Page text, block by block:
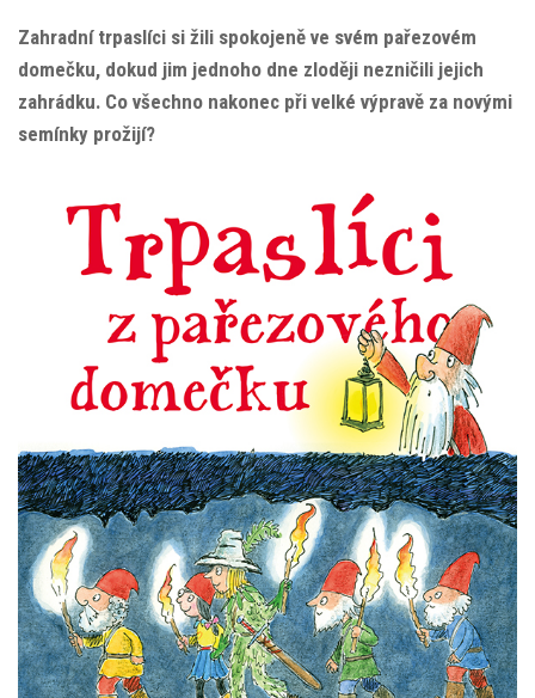
Zahradní trpaslíci si žili spokojeně ve svém pařezovém
domečku, dokud jim jednoho dne zloději nezničili jejich
zahrádku. Co všechno nakonec při velké výpravě za novými
semínky prožijí?